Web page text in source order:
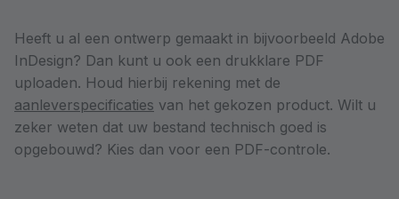
Heeft u al een ontwerp gemaakt in bijvoorbeeld Adobe
InDesign? Dan kunt u ook een drukklare PDF
uploaden. Houd hierbij rekening met de
aanleverspecificaties van het gekozen product. Wilt u
zeker weten dat uw bestand technisch goed is
opgebouwd? Kies dan voor een PDF-controle.